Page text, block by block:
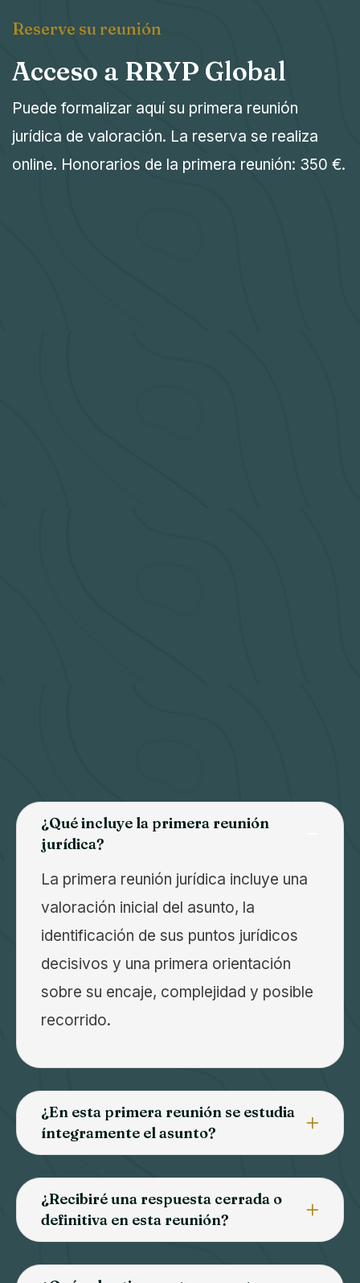
Reserve su reunión
Acceso a RRYP Global
Puede formalizar aquí su primera reunión
jurídica de valoración. La reserva se realiza
online. Honorarios de la primera reunión: 350 €.
¿Qué incluye la primera reunión
jurídica?
La primera reunión jurídica incluye una
valoración inicial del asunto, la
identificación de sus puntos jurídicos
decisivos y una primera orientación
sobre su encaje, complejidad y posible
recorrido.
¿En esta primera reunión se estudia
íntegramente el asunto?
¿Recibiré una respuesta cerrada o
definitiva en esta reunión?